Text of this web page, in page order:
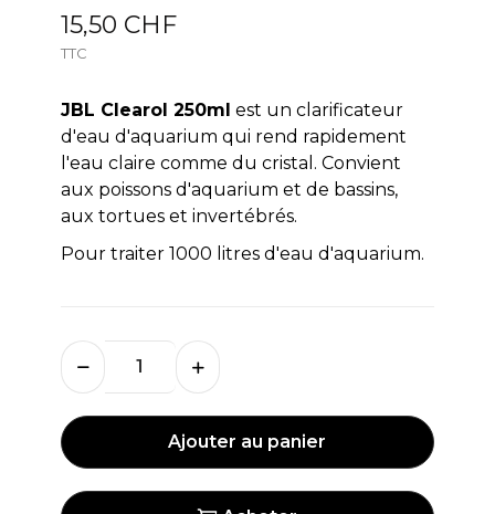
15,50 CHF
TTC
JBL Clearol 250ml est un clarificateur
d'eau d'aquarium qui rend rapidement
l'eau claire comme du cristal. Convient
aux poissons d'aquarium et de bassins,
aux tortues et invertébrés.
Pour traiter 1000 litres d'eau d'aquarium.
Ajouter au panier